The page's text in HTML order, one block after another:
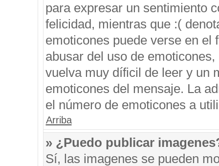
para expresar un sentimiento
felicidad, mientras que :(
emoticones puede verse en el
abusar del uso de
vuelva muy díficil de leer y un
emoticones del mensaje. La
el número de emoticones a
Arriba
» ¿Puedo publicar
Sí, las imagenes se pueden